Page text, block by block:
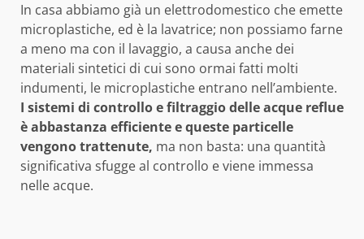
In casa abbiamo già un elettrodomestico che emette
microplastiche, ed è la lavatrice; non possiamo farne
a meno ma con il lavaggio, a causa anche dei
materiali sintetici di cui sono ormai fatti molti
indumenti, le microplastiche entrano nell’ambiente.
I sistemi di controllo e filtraggio delle acque reflue
è abbastanza efficiente e queste particelle
vengono trattenute, ma non basta: una quantità
significativa sfugge al controllo e viene immessa
nelle acque.